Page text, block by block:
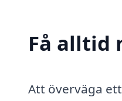
Få alltid
Att överväga ett